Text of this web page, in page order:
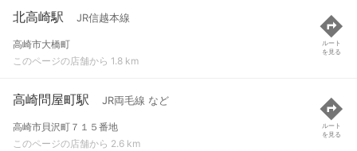
北高崎駅 JR信越本線
高崎市大橋町
このページの店舗から 1.8 km
ルート
を見る
高崎問屋町駅 JR両毛線 など
高崎市貝沢町７１５番地
このページの店舗から 2.6 km
ルート
を見る